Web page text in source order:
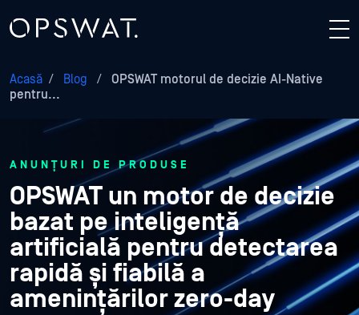
Acasă / Blog /
OPSWAT motorul de decizie AI-Native
pentru...
ANUNȚURI DE PRODUSE
OPSWAT un motor de decizie
bazat pe inteligență
artificială pentru detectarea
rapidă și fiabilă a
amenințărilor zero-day